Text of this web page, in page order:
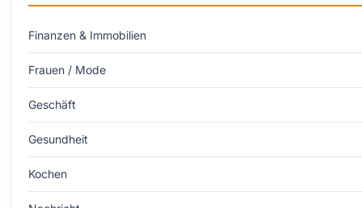
Finanzen & Immobilien
Frauen / Mode
Geschäft
Gesundheit
Kochen